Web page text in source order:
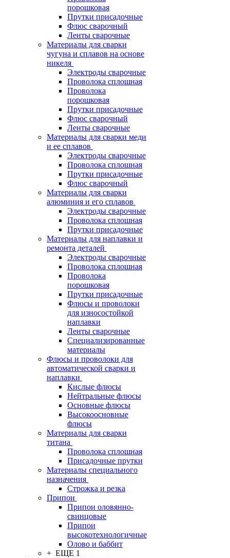
порошковая
Прутки присадочные
Флюс сварочный
Ленты сварочные
Материалы для сварки
чугуна и сплавов на основе
никеля
Электроды сварочные
Проволока сплошная
Проволока
порошковая
Прутки присадочные
Флюс сварочный
Ленты сварочные
Материалы для сварки меди
и ее сплавов
Электроды сварочные
Проволока сплошная
Прутки присадочные
Флюс сварочный
Материалы для сварки
алюминия и его сплавов
Электроды сварочные
Проволока сплошная
Прутки присадочные
Материалы для наплавки и
ремонта деталей
Электроды сварочные
Проволока сплошная
Проволока
порошковая
Прутки присадочные
Флюсы и проволоки
для износостойкой
наплавки
Ленты сварочные
Специализированные
материалы
Флюсы и проволоки для
автоматической сварки и
наплавки
Кислые флюсы
Нейтральные флюсы
Основные флюсы
Высокоосновные
флюсы
Материалы для сварки
титана
Проволока сплошная
Присадочные прутки
Материалы специального
назначения
Строжка и резка
Припои
Припои оловянно-
свинцовые
Припои
высокотехнологичные
Олово и баббит
+ ЕЩЕ 1